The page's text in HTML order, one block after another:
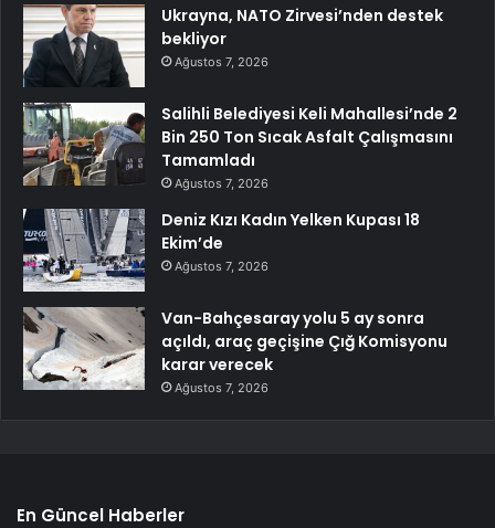
Ukrayna, NATO Zirvesi’nden destek
bekliyor
Ağustos 7, 2026
Salihli Belediyesi Keli Mahallesi’nde 2
Bin 250 Ton Sıcak Asfalt Çalışmasını
Tamamladı
Ağustos 7, 2026
Deniz Kızı Kadın Yelken Kupası 18
Ekim’de
Ağustos 7, 2026
Van-Bahçesaray yolu 5 ay sonra
açıldı, araç geçişine Çığ Komisyonu
karar verecek
Ağustos 7, 2026
En Güncel Haberler